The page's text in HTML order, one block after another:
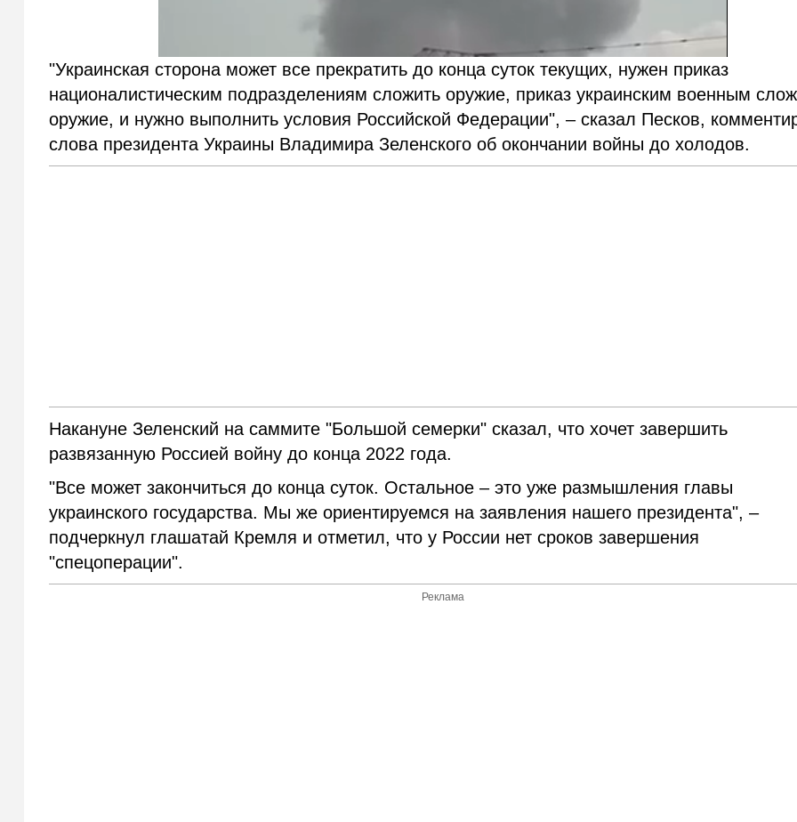
"Украинская сторона может все прекратить до конца суток текущих, нужен приказ
националистическим подразделениям сложить оружие, приказ украинским военным
оружие, и нужно выполнить условия Российской Федерации", – сказал Песков,
слова президента Украины Владимира Зеленского об окончании войны до холодов.
Накануне Зеленский на саммите "Большой семерки" сказал, что хочет завершить
развязанную Россией войну до конца 2022 года.
"Все может закончиться до конца суток. Остальное – это уже размышления главы
украинского государства. Мы же ориентируемся на заявления нашего президента", –
подчеркнул глашатай Кремля и отметил, что у России нет сроков завершения
"спецоперации".
Реклама